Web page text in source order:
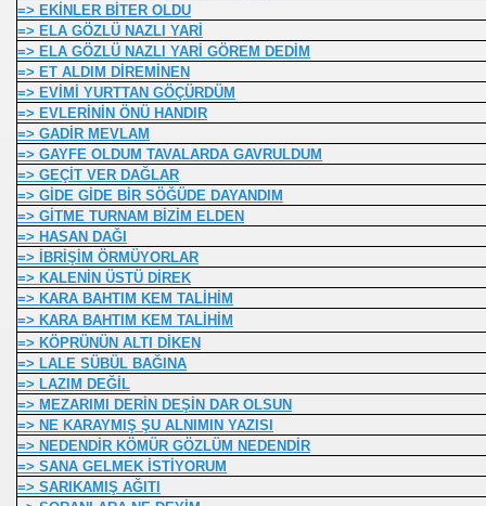
=> EKİNLER BİTER OLDU
=> ELA GÖZLÜ NAZLI YARİ
=> ELA GÖZLÜ NAZLI YARİ GÖREM DEDİM
=> ET ALDIM DİREMİNEN
=> EVİMİ YURTTAN GÖÇÜRDÜM
=> EVLERİNİN ÖNÜ HANDIR
=> GADİR MEVLAM
=> GAYFE OLDUM TAVALARDA GAVRULDUM
=> GEÇİT VER DAĞLAR
=> GİDE GİDE BİR SÖĞÜDE DAYANDIM
=> GİTME TURNAM BİZİM ELDEN
=> HASAN DAĞI
=> İBRİŞİM ÖRMÜYORLAR
=> KALENİN ÜSTÜ DİREK
=> KARA BAHTIM KEM TALİHİM
=> KARA BAHTIM KEM TALİHİM
=> KÖPRÜNÜN ALTI DİKEN
=> LALE SÜBÜL BAĞINA
=> LAZIM DEĞİL
=> MEZARIMI DERİN DEŞİN DAR OLSUN
=> NE KARAYMIŞ ŞU ALNIMIN YAZISI
=> NEDENDİR KÖMÜR GÖZLÜM NEDENDİR
=> SANA GELMEK İSTİYORUM
=> SARIKAMIŞ AĞITI